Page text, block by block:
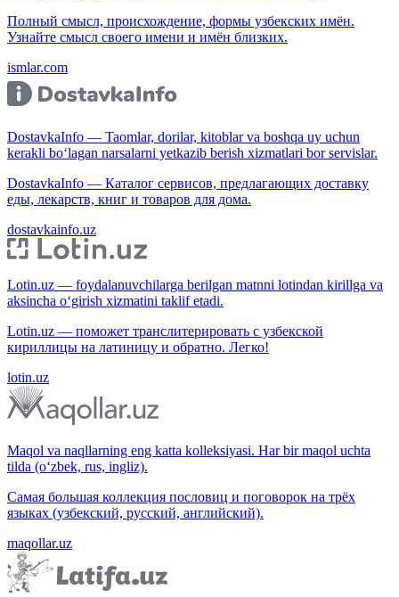
Полный смысл, происхождение, формы узбекских имён.
Узнайте смысл своего имени и имён близких.
ismlar.com
DostavkaInfo — Taomlar, dorilar, kitoblar va boshqa uy uchun
kerakli bo‘lagan narsalarni yetkazib berish xizmatlari bor servislar.
DostavkaInfo — Каталог сервисов, предлагающих доставку
еды, лекарств, книг и товаров для дома.
dostavkainfo.uz
Lotin.uz — foydalanuvchilarga berilgan matnni lotindan kirillga va
aksincha o‘girish xizmatini taklif etadi.
Lotin.uz — поможет транслитерировать с узбекской
кириллицы на латиницу и обратно. Легко!
lotin.uz
Maqol va naqllarning eng katta kolleksiyasi. Har bir maqol uchta
tilda (o‘zbek, rus, ingliz).
Самая большая коллекция пословиц и поговорок на трёх
языках (узбекский, русский, английский).
maqollar.uz